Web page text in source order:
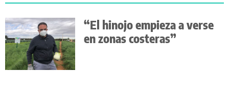
“El hinojo empieza a verse
en zonas costeras”